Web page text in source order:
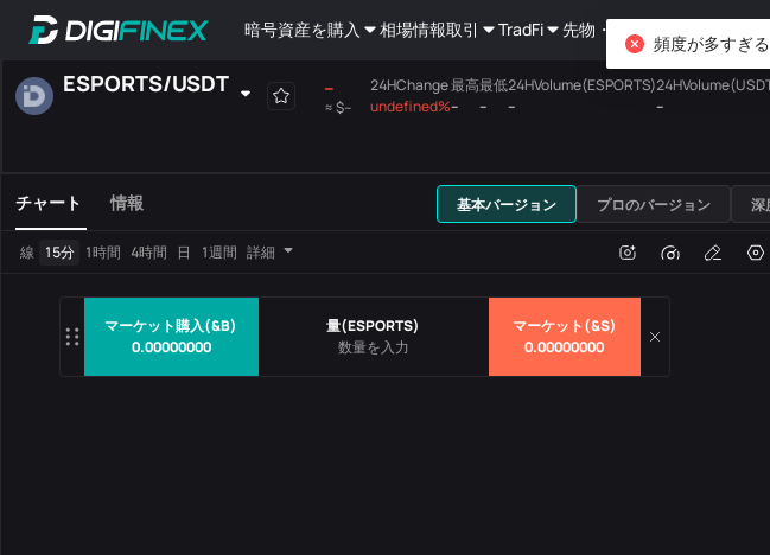
暗号資産を購入 相場情報取引 TradFi 先物・オプション
マーケット購入(&B)
0.00000000
量(ESPORTS)
マーケット(&S)
0.00000000
ESPORTS/USDT --
≈$--
24HChange
undefined%
最高
--
最低
--
24HVolume(ESPORTS)
--
--
全てメインボード USDT
取引ペア 取引量
チャート 情報 基本バージョン プロのバージョン 深
線 15分 1時間 4時間 日 1週間 詳細
頻度が多すぎ